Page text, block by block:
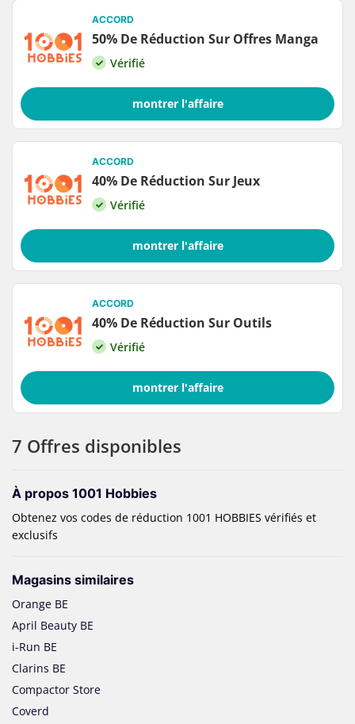
7 Offres disponibles
À propos 1001 Hobbies
Obtenez vos codes de réduction 1001 HOBBIES vérifiés et
exclusifs
Magasins similaires
Orange BE
April Beauty BE
i-Run BE
Clarins BE
Compactor Store
Coverd
ACCORD
50% De Réduction Sur Offres Manga
Vérifié
montrer l'affaire
ACCORD
40% De Réduction Sur Jeux
Vérifié
montrer l'affaire
ACCORD
40% De Réduction Sur Outils
Vérifié
montrer l'affaire